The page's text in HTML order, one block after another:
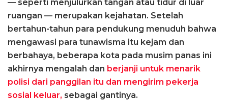
— seperti menjulurkan tangan atau tidur di luar
ruangan — merupakan kejahatan. Setelah
bertahun-tahun para pendukung menuduh bahwa
mengawasi para tunawisma itu kejam dan
berbahaya, beberapa kota pada musim panas ini
akhirnya mengalah dan berjanji untuk menarik
polisi dari panggilan itu dan mengirim pekerja
sosial keluar, sebagai gantinya.